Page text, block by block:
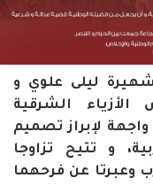
ليلى علوي و
الشرقية
لإبراز تصميم
و تتيح تزاوجا
وعبرتا عن فرحهما